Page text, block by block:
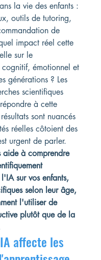
la vie des enfants :
outils de tutoring,
de
impact réel cette
sur le
émotionnel et
générations ? Les
scientifiques
à cette
sont nuancés
réelles côtoient des
urgent de parler.
aide à comprendre
sur vos enfants,
selon leur âge,
l'utiliser de
plutôt que de la
affecte les